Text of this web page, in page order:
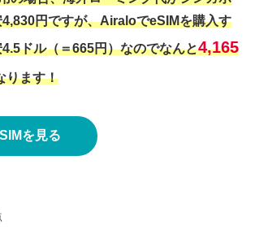
円ですが、AiraloでeSIMを購入す
ドル（＝665円）なのでなんと4,165
ります！
を見る